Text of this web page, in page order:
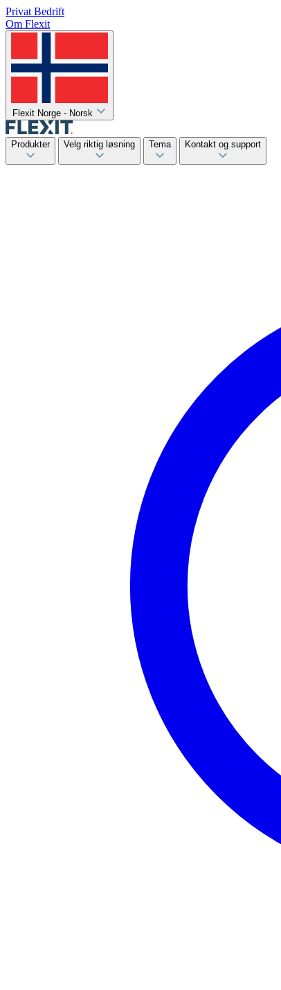
Privat Bedrift
Om Flexit
Flexit Norge - Norsk
Produkter Velg riktig løsning Tema Kontakt og support